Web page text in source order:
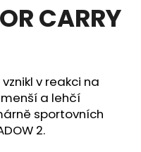
CARRY
vznikl v reakci na
a lehčí
sportovních
2.